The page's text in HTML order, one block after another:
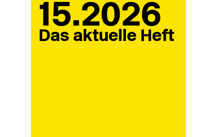
15.2026
Das aktuelle Heft